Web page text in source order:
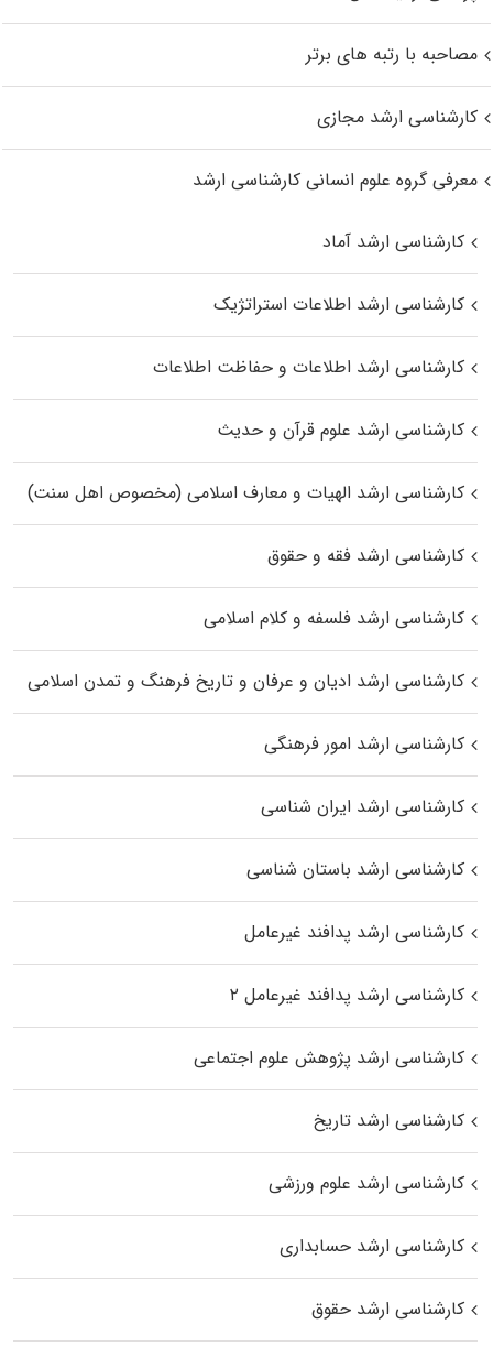
مصاحبه با رتبه های برتر
کارشناسی ارشد مجازی
معرفی گروه علوم انسانی کارشناسی ارشد
کارشناسی ارشد آماد
کارشناسی ارشد اطلاعات استراتژیک
کارشناسی ارشد اطلاعات و حفاظت اطلاعات
کارشناسی ارشد علوم قرآن و حدیث
کارشناسی ارشد الهیات و معارف اسلامی (مخصوص اهل سنت)
کارشناسی ارشد فقه و حقوق
کارشناسی ارشد فلسفه و کلام اسلامی
کارشناسی ارشد ادیان و عرفان و تاریخ فرهنگ و تمدن اسلامی
کارشناسی ارشد امور فرهنگی
کارشناسی ارشد ایران شناسی
کارشناسی ارشد باستان شناسی
کارشناسی ارشد پدافند غیرعامل
کارشناسی ارشد پدافند غیرعامل ۲
کارشناسی ارشد پژوهش علوم اجتماعی
کارشناسی ارشد تاریخ
کارشناسی ارشد علوم ورزشی
کارشناسی ارشد حسابداری
کارشناسی ارشد حقوق